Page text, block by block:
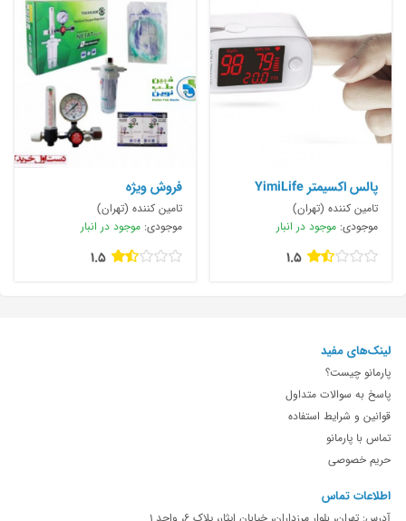
پالس اكسيمتر YimiLife
تامین کننده (تهران)
موجودی: موجود در انبار
1.5
فروش ويژه
تامین کننده (تهران)
موجودی: موجود در انبار
1.5
لینک‌های مفید
پارمانو چیست؟
پاسخ به سوالات متداول
قوانین و شرایط استفاده
تماس با پارمانو
حریم خصوصی
اطلاعات تماس